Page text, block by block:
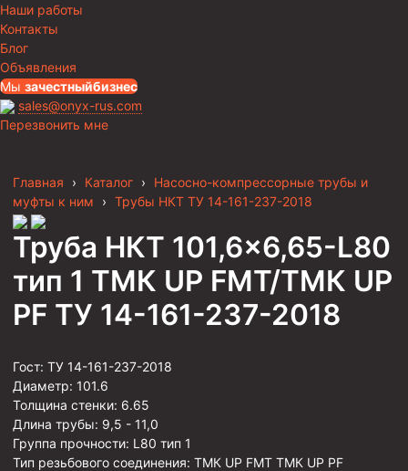
Наши работы
Контакты
Блог
Объявления
Мы зачестныйбизнес
sales@onyx-rus.com
Перезвонить мне
Главная › Каталог ›
Насосно-компрессорные трубы и
муфты к ним
› Трубы НКТ ТУ 14-161-237-2018
Труба НКТ 101,6×6,65-L80
тип 1 ТМК UP FMT/ТМК UP
PF ТУ 14-161-237-2018
Гост: ТУ 14-161-237-2018
Диаметр: 101.6
Толщина стенки: 6.65
Длина трубы: 9,5 - 11,0
Группа прочности: L80 тип 1
Тип резьбового соединения: ТМК UP FMT ТМК UP PF